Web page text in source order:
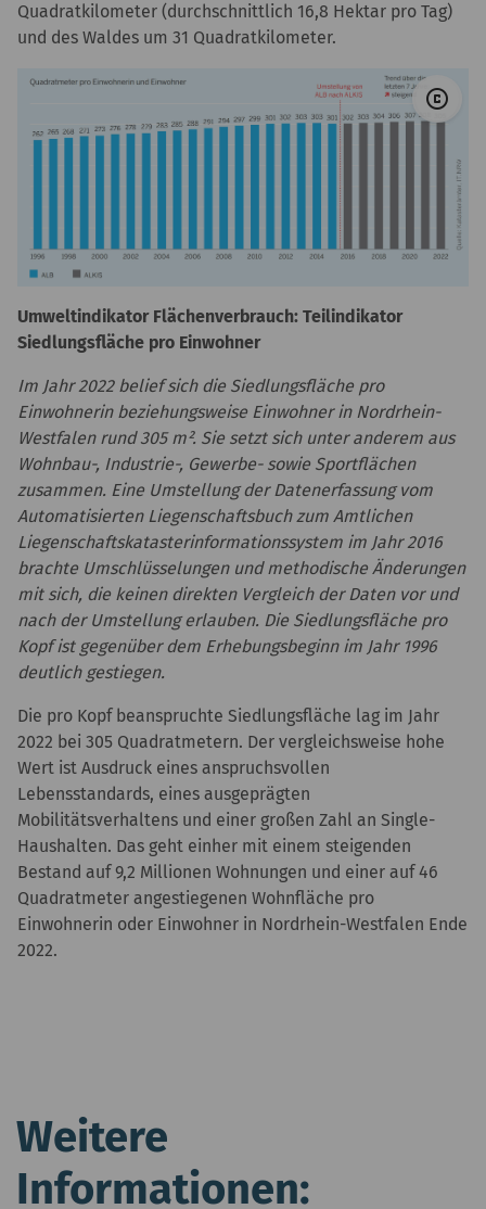
Quadratkilometer (durchschnittlich 16,8 Hektar pro Tag)
und des Waldes um 31 Quadratkilometer.
copyright
Umweltindikator Flächenverbrauch: Teilindikator
Siedlungsfläche pro Einwohner
Im Jahr 2022 belief sich die Siedlungsfläche pro
Einwohnerin beziehungsweise Einwohner in Nordrhein-
Westfalen rund 305 m². Sie setzt sich unter anderem aus
Wohnbau-, Industrie-, Gewerbe- sowie Sportflächen
zusammen. Eine Umstellung der Datenerfassung vom
Automatisierten Liegenschaftsbuch zum Amtlichen
Liegenschaftskatasterinformationssystem im Jahr 2016
brachte Umschlüsselungen und methodische Änderungen
mit sich, die keinen direkten Vergleich der Daten vor und
nach der Umstellung erlauben. Die Siedlungsfläche pro
Kopf ist gegenüber dem Erhebungsbeginn im Jahr 1996
deutlich gestiegen.
Die pro Kopf beanspruchte Siedlungsfläche lag im Jahr
2022 bei 305 Quadratmetern. Der vergleichsweise hohe
Wert ist Ausdruck eines anspruchsvollen
Lebensstandards, eines ausgeprägten
Mobilitätsverhaltens und einer großen Zahl an Single-
Haushalten. Das geht einher mit einem steigenden
Bestand auf 9,2 Millionen Wohnungen und einer auf 46
Quadratmeter angestiegenen Wohnfläche pro
Einwohnerin oder Einwohner in Nordrhein-Westfalen Ende
2022.
Weitere
Informationen: